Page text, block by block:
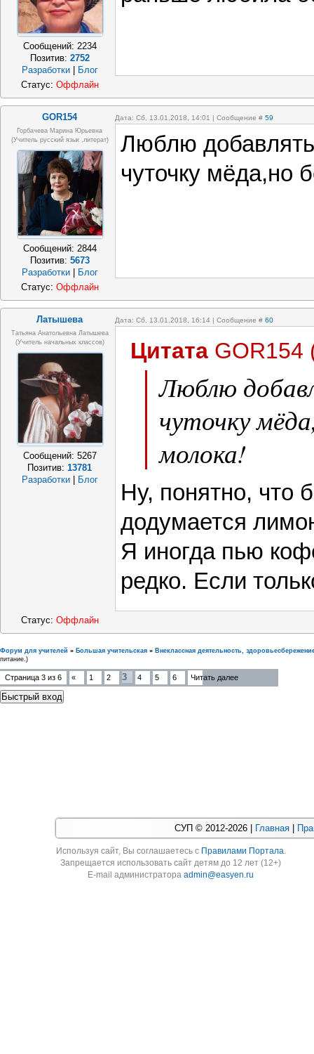
Сообщений: 2234
Позитив: 2752
Разработки
Блог
Статус: Оффлайн
GOR154 Дата: Сб, 13.01.2018, 14:01 | Сообщение # 59
Горбачева Марина Юрьевна
(учитель русский язык ,литерат)
Сообщений: 2844
Позитив: 5673
Разработки
Блог
Люблю
чуточку мёда,но
Статус: Оффлайн
Латышева Дата: Сб, 13.01.2018, 16:14 | Сообщение # 60
Татьяна Анатольевна Латышева
(учитель начальных классов)
Сообщений: 5267
Позитив:13781
Разработки
Блог
Цитата GOR154
Люблю
чуточку
молока!
Ну, понятно, что
додумается
Я иногда пью
редко. Если
Статус: Оффлайн
Форум для учителей » Большая учительская » Внеклассная деятельность,
питание.)
Страница 3 из 6 « 1 2 3 4 5 6 Читать далее
СУП © 2012-2026 | Главная
Используя cайт, Вы соглашаетесь с Правилами Портала.
Запрещается использовать сайт детям до 12 лет (12+)
E-mail администратораadmin@easyen.ru